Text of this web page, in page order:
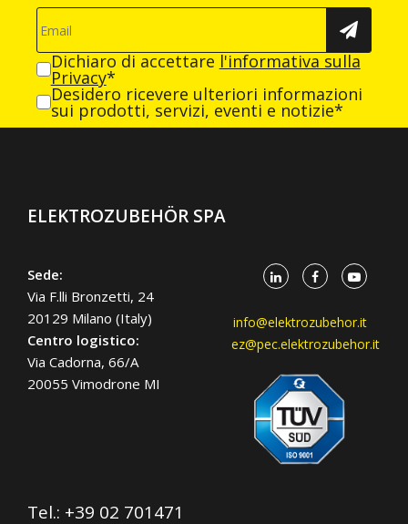
Dichiaro di accettare l'informativa sulla
Privacy*
Desidero ricevere ulteriori informazioni
sui prodotti, servizi, eventi e notizie*
ELEKTROZUBEHÖR SPA
Sede:
Via F.lli Bronzetti, 24
20129 Milano (Italy)
Centro logistico:
Via Cadorna, 66/A
20055 Vimodrone MI
info@elektrozubehor.it
ez@pec.elektrozubehor.it
Tel.: +39 02 701471